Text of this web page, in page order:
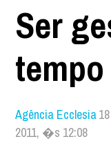
Ser
Agência Ecclesia
2011, �s 12:08